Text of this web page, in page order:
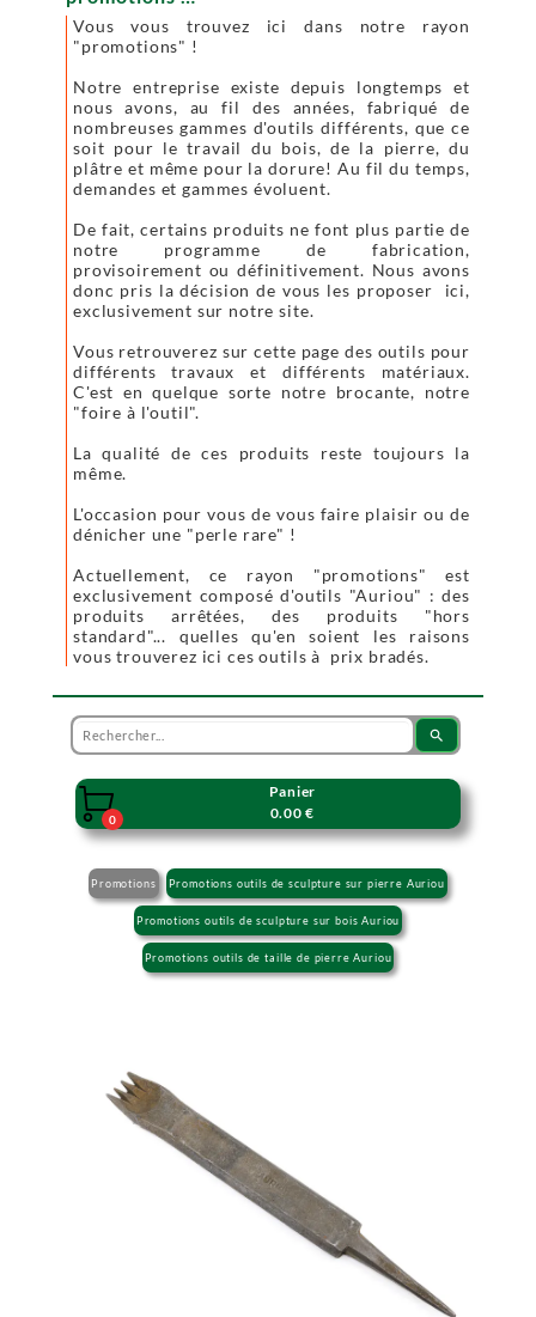
Vous vous trouvez ici dans notre rayon
"promotions" !
Notre entreprise existe depuis longtemps et
nous avons, au fil des années, fabriqué de
nombreuses gammes d'outils différents, que ce
soit pour le travail du bois, de la pierre, du
plâtre et même pour la dorure! Au fil du temps,
demandes et gammes évoluent.
De fait, certains produits ne font plus partie de
notre programme de fabrication,
provisoirement ou définitivement. Nous avons
donc pris la décision de vous les proposer ici,
exclusivement sur notre site.
Vous retrouverez sur cette page des outils pour
différents travaux et différents matériaux.
C'est en quelque sorte notre brocante, notre
"foire à l'outil".
La qualité de ces produits reste toujours la
même.
L'occasion pour vous de vous faire plaisir ou de
dénicher une "perle rare" !
Actuellement, ce rayon "promotions" est
exclusivement composé d'outils "Auriou" : des
produits arrêtées, des produits "hors
standard"... quelles qu'en soient les raisons
vous trouverez ici ces outils à prix bradés.
search

0
Panier
0.00 €
Promotions Promotions outils de sculpture sur pierre Auriou
Promotions outils de sculpture sur bois Auriou
Promotions outils de taille de pierre Auriou